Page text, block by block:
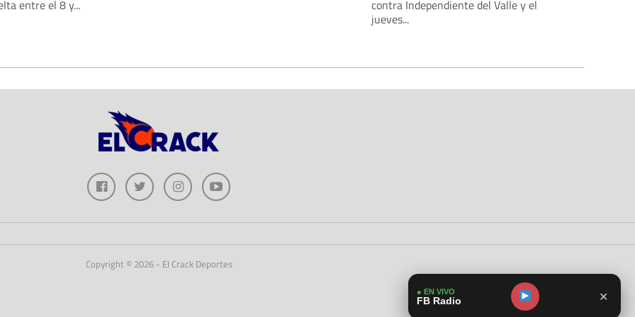
entre el 8 y...
contra Independiente del Valle y el
jueves...
Copyright © 2026 - El Crack Deportes
● EN VIVO
FB Radio ✕